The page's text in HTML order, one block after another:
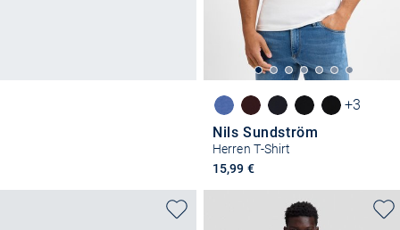
+3
Nils Sundström
Herren T-Shirt
15,99 €